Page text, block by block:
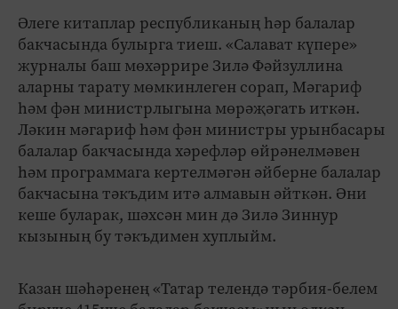
Әлеге китаплар республиканың һәр балалар
бакчасында булырга тиеш. «Салават күпере»
журналы баш мөхәррире Зилә Фәйзуллина
аларны тарату мөмкинлеген сорап, Мәгариф
һәм фән министрлыгына мөрәҗәгать иткән.
Ләкин мәгариф һәм фән министры урынбасары
балалар бакчасында хәрефләр өйрәнелмәвен
һәм программага кертелмәгән әйберне балалар
бакчасына тәкъдим итә алмавын әйткән. Әни
кеше буларак, шәхсән мин дә Зилә Зиннур
кызының бу тәкъдимен хуплыйм.
Казан шәһәренең «Татар телендә тәрбия-белем